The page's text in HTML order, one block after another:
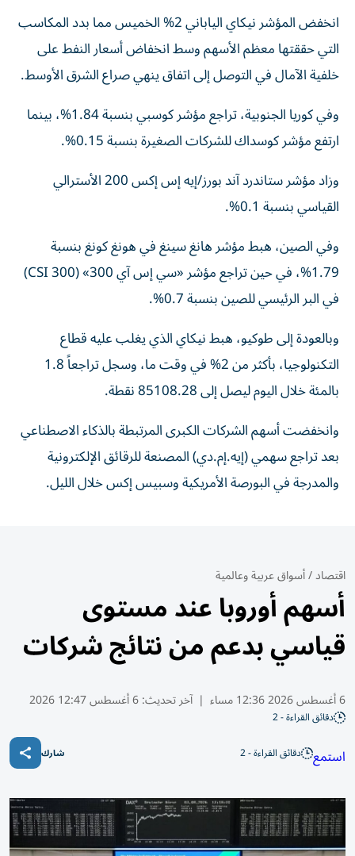
انخفض المؤشر نيكاي الياباني 2% الخميس مما بدد المكاسب
التي حققتها معظم الأسهم وسط انخفاض أسعار النفط على
خلفية الآمال في التوصل ‌إلى اتفاق ينهي صراع الشرق ‌الأوسط.
وفي كوريا الجنوبية، تراجع مؤشر كوسبي بنسبة 1.84%، بينما
ارتفع مؤشر كوسداك للشركات الصغيرة بنسبة 0.15%.
وزاد مؤشر ستاندرد آند بورز/إيه إس إكس 200 الأسترالي
القياسي بنسبة 0.1%.
وفي الصين، هبط مؤشر هانغ سينغ في هونغ كونغ بنسبة
1.79%، في حين تراجع مؤشر «سي إس آي 300» (CSI 300)
في البر الرئيسي للصين بنسبة 0.7%.
وبالعودة إلى طوكيو، هبط نيكاي الذي يغلب عليه قطاع
التكنولوجيا، بأكثر من 2% في وقت ما، وسجل تراجعاً 1.8
بالمئة خلال اليوم ‌ليصل إلى 85108.28 نقطة.
وانخفضت أسهم الشركات الكبرى المرتبطة بالذكاء الاصطناعي
بعد تراجع سهمي (إيه.إم.دي) المصنعة للرقائق الإلكترونية
والمدرجة في البورصة الأمريكية وسبيس إكس خلال الليل.
اقتصاد/أسواق عربية وعالمية
أسهم أوروبا عند مستوى
قياسي بدعم من نتائج شركات
6 أغسطس 2026 12:36 مساء | آخر تحديث:6 أغسطس 12:47 2026
دقائق القراءة - 2
استمع دقائق القراءة - 2 شارك